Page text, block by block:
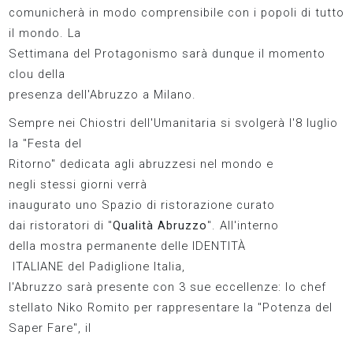
comunicherà in modo comprensibile con i popoli di tutto
il mondo. La
Settimana del Protagonismo sarà dunque il momento
clou della
presenza dell'Abruzzo a Milano.
Sempre nei Chiostri dell'Umanitaria si svolgerà l'8 luglio
la "Festa del
Ritorno" dedicata agli abruzzesi nel mondo e
negli stessi giorni verrà
inaugurato uno Spazio di ristorazione curato
dai ristoratori di "Qualità Abruzzo". All'interno
della mostra permanente delle IDENTITÀ​
ITALIANE del Padiglione Italia,
l'Abruzzo sarà presente con 3 sue eccellenze: lo chef
stellato Niko Romito per rappresentare la "Potenza del
Saper Fare", il